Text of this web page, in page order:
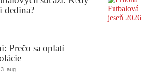
dedina?
Prečo sa oplatí
3. aug